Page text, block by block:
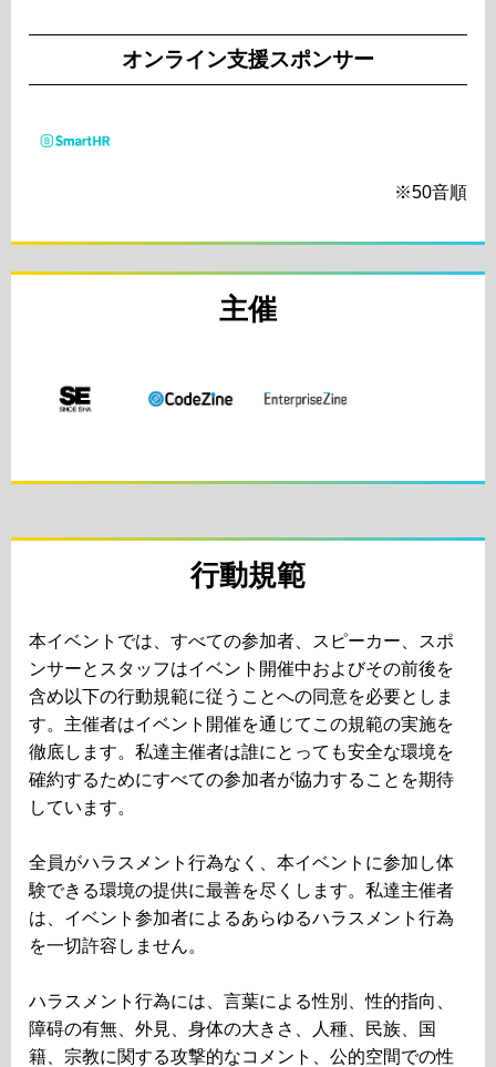
オンライン支援スポンサー
※50音順
主催
行動規範
本イベントでは、すべての参加者、スピーカー、スポ
ンサーとスタッフはイベント開催中およびその前後を
含め以下の行動規範に従うことへの同意を必要としま
す。主催者はイベント開催を通じてこの規範の実施を
徹底します。私達主催者は誰にとっても安全な環境を
確約するためにすべての参加者が協力することを期待
しています。
全員がハラスメント行為なく、本イベントに参加し体
験できる環境の提供に最善を尽くします。私達主催者
は、イベント参加者によるあらゆるハラスメント行為
を一切許容しません。
ハラスメント行為には、言葉による性別、性的指向、
障碍の有無、外見、身体の大きさ、人種、民族、国
籍、宗教に関する攻撃的なコメント、公的空間での性